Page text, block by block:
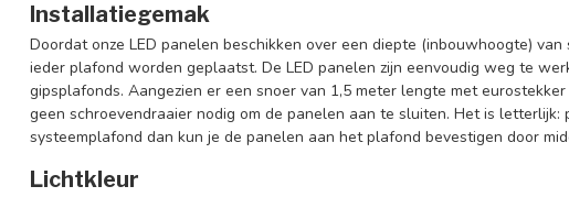
Installatiegemak
Doordat onze LED panelen beschikken over een diepte (inbouwhoogte)
ieder plafond worden geplaatst. De LED panelen zijn eenvoudig weg te
gipsplafonds. Aangezien er een snoer van 1,5 meter lengte met
geen schroevendraaier nodig om de panelen aan te sluiten. Het is letterlijk:
systeemplafond dan kun je de panelen aan het plafond bevestigen door
Lichtkleur